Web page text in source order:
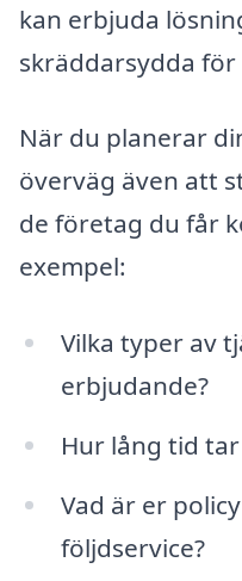
kan erbjuda
skräddarsydda
När du planerar
överväg även att
de företag du får
exempel:
Vilka typer av
erbjudande?
Hur lång tid
Vad är er
följdservice?